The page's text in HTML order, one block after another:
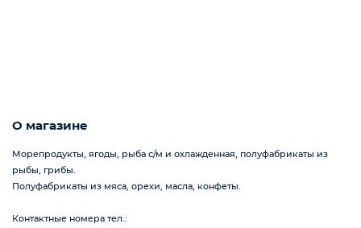
О магазине
Морепродукты, ягоды, рыба с/м и охлажденная, полуфабрикаты из
рыбы, грибы.
Полуфабрикаты из мяса, орехи, масла, конфеты.
Контактные номера тел.: